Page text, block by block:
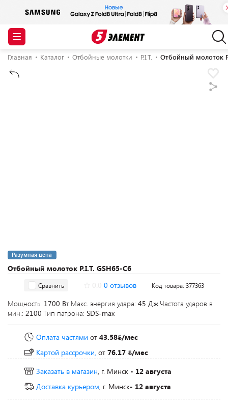
Главная Каталог Отбойные молотки P.I.T. Отбойный молоток
Отбойный молоток P.I.T. GSH65-C6
Разумная цена
Сравнить 0 отзывов Код товара: 377363
Мощность: 1700 Вт Макс. энергия удара: 45 Дж Частота ударов в
мин.: 2100 Тип патрона: SDS-max
Оплата частями от 43.58 /мес
Картой рассрочки, от 76.17
/мес
Заказать в магазин, г. Минск - 12 августа
Доставка курьером, г. Минск- 12 августа